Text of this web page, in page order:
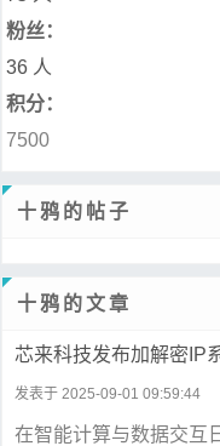
粉丝：
36 人
积分：
7500
十鸦的帖子
十鸦的文章
芯来科技发布加解密IP
发表于 2025-09-01 09:59:44
在智能计算与数据交互